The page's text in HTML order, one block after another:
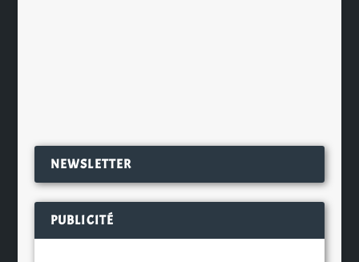
NEWSLETTER
PUBLICITÉ